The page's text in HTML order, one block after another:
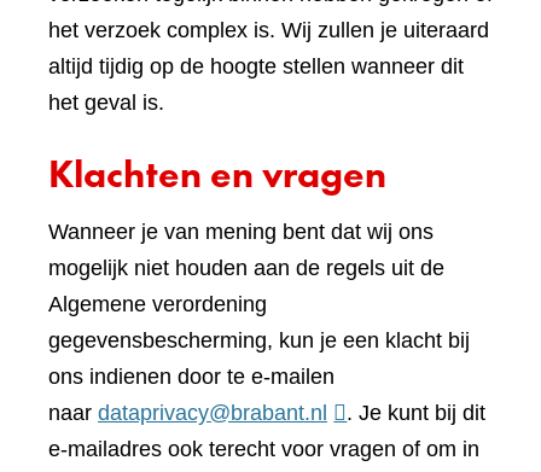
het verzoek complex is. Wij zullen je uiteraard
altijd tijdig op de hoogte stellen wanneer dit
het geval is.
Klachten en vragen
Wanneer je van mening bent dat wij ons
mogelijk niet houden aan de regels uit de
Algemene verordening
gegevensbescherming, kun je een klacht bij
ons indienen door te e-mailen
naar dataprivacy@brabant.nl
. Je kunt bij dit
e-mailadres ook terecht voor vragen of om in